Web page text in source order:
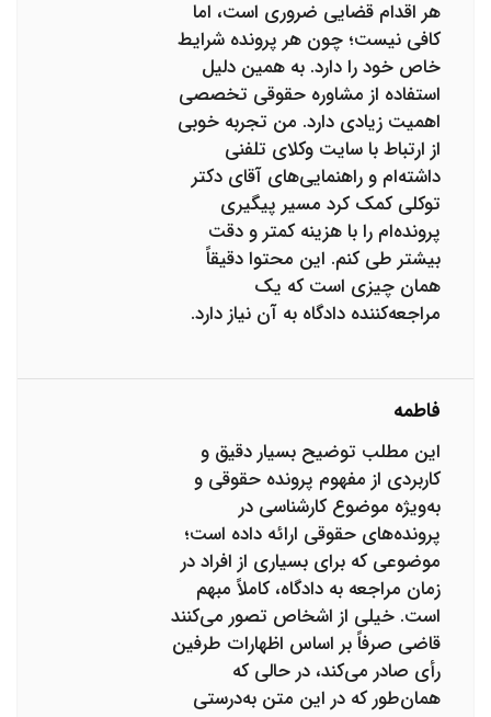
هر اقدام قضایی ضروری است، اما
کافی نیست؛ چون هر پرونده شرایط
خاص خود را دارد. به همین دلیل
استفاده از مشاوره حقوقی تخصصی
اهمیت زیادی دارد. من تجربه خوبی
از ارتباط با سایت وکلای تلفنی
داشته‌ام و راهنمایی‌های آقای دکتر
توکلی کمک کرد مسیر پیگیری
پرونده‌ام را با هزینه کمتر و دقت
بیشتر طی کنم. این محتوا دقیقاً
همان چیزی است که یک
مراجعه‌کننده دادگاه به آن نیاز دارد.
فاطمه
این مطلب توضیح بسیار دقیق و
کاربردی از مفهوم پرونده حقوقی و
به‌ویژه موضوع کارشناسی در
پرونده‌های حقوقی ارائه داده است؛
موضوعی که برای بسیاری از افراد در
زمان مراجعه به دادگاه، کاملاً مبهم
است. خیلی از اشخاص تصور می‌کنند
قاضی صرفاً بر اساس اظهارات طرفین
رأی صادر می‌کند، در حالی که
همان‌طور که در این متن به‌درستی